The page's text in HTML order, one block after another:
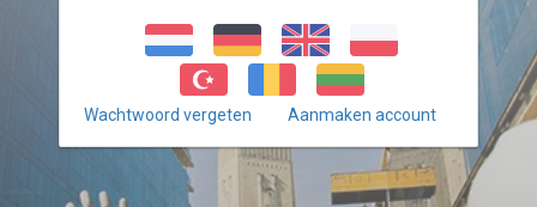
Wachtwoord vergeten Aanmaken account